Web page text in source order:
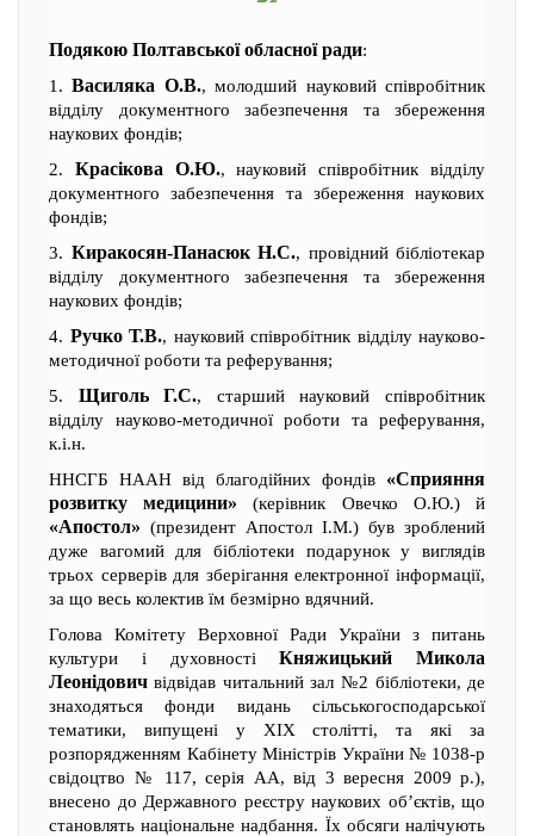
Подякою Полтавської обласної ради:
1.Василяка О.В., молодший науковий співробітник
відділу документного забезпечення та збереження
наукових фондів;
2. Красікова О.Ю., науковий співробітник відділу
документного забезпечення та збереження наукових
фондів;
3. Киракосян-Панасюк Н.С., провідний бібліотекар
відділу документного забезпечення та збереження
наукових фондів;
4. Ручко Т.В., науковий співробітник відділу науково-
методичної роботи та реферування;
5. Щиголь Г.С., старший науковий співробітник
відділу науково-методичної роботи та реферування,
к.і.н.
ННСГБ НААН від благодійних фондів «Сприяння
розвитку медицини» (керівник Овечко О.Ю.) й
«Апостол» (президент Апостол І.М.) був зроблений
дуже вагомий для бібліотеки подарунок у виглядів
трьох серверів для зберігання електронної інформації,
за що весь колектив їм безмірно вдячний.
Голова Комітету Верховної Ради України з питань
культури і духовностіКняжицький Микола
Леонідович відвідав читальний зал №2 бібліотеки, де
знаходяться фонди видань сільськогосподарської
тематики, випущені у ХІХ столітті, та які за
розпорядженням Кабінету Міністрів України № 1038-р
свідоцтво № 117, серія АА, від 3 вересня 2009 р.),
внесено до Державного реєстру наукових об’єктів, що
становлять національне надбання. Їх обсяги налічують